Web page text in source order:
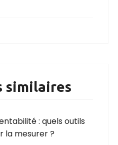
similaires
: quels outils
la mesurer ?